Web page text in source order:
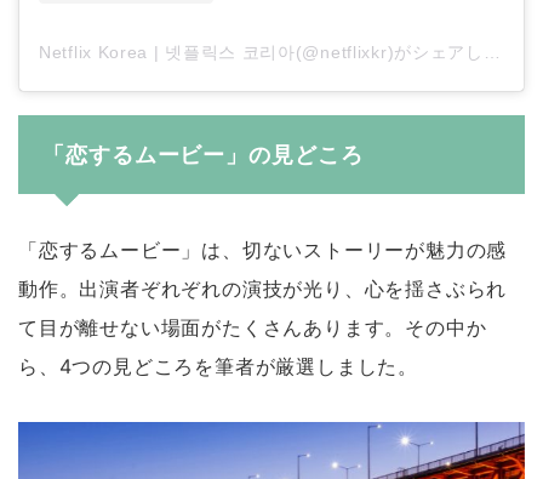
「恋するムービー」の見どころ
「恋するムービー」は、切ないストーリーが魅力の感
動作。出演者ぞれぞれの演技が光り、心を揺さぶられ
て目が離せない場面がたくさんあります。その中か
ら、4つの見どころを筆者が厳選しました。